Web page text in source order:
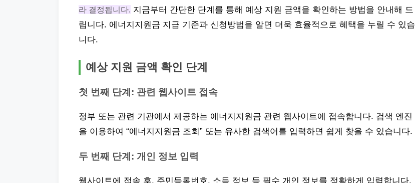
라 결정됩니다. 지금부터 간단한 단계를 통해 예상 지원 금액을 확인하는 방법을 안내해 드
립니다. 에너지지원금 지급 기준과 신청방법을 알면 더욱 효율적으로 혜택을 누릴 수 있습
니다.
예상 지원 금액 확인 단계
첫 번째 단계: 관련 웹사이트 접속
정부 또는 관련 기관에서 제공하는 에너지지원금 관련 웹사이트에 접속합니다. 검색 엔진
을 이용하여 “에너지지원금 조회” 또는 유사한 검색어를 입력하면 쉽게 찾을 수 있습니다.
두 번째 단계: 개인 정보 입력
웹사이트에 접속 후, 주민등록번호, 소득 정보 등 필수 개인 정보를 정확하게 입력합니다.